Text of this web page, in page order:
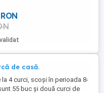
de casă.
la 4 curci, scoși în perioada 8-
55 buc și două curci de